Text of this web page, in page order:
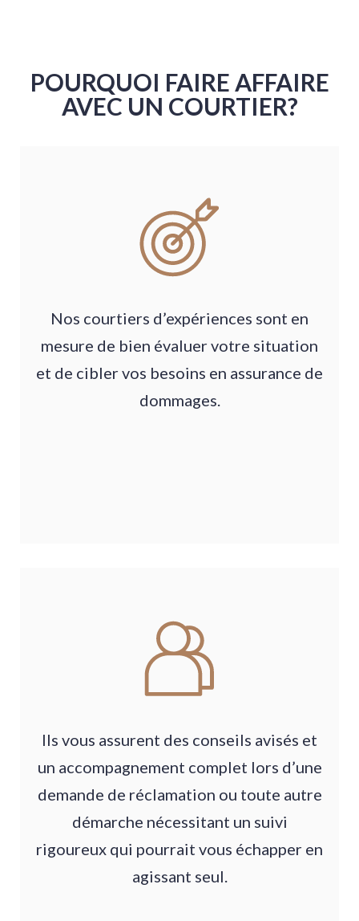
POURQUOI FAIRE AFFAIRE
AVEC UN COURTIER?
Nos courtiers d’expériences sont en
mesure de bien évaluer votre situation
et de cibler vos besoins en assurance de
dommages.
Ils vous assurent des conseils avisés et
un accompagnement complet lors d’une
demande de réclamation ou toute autre
démarche nécessitant un suivi
rigoureux qui pourrait vous échapper en
agissant seul.